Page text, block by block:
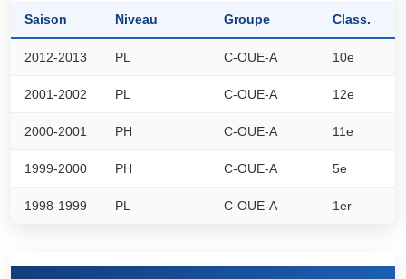
Saison Niveau Groupe Class.
2012-2013 PL C-OUE-A 10e
2001-2002 PL C-OUE-A 12e
2000-2001 PH C-OUE-A 11e
1999-2000 PH C-OUE-A 5e
1998-1999 PL C-OUE-A 1er